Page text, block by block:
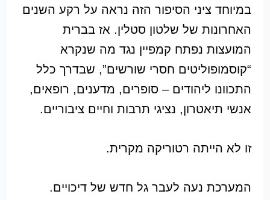
במיוחד ציני הסיפור הזה נראה על רקע השנים
האחרונות של שלטון סטלין. אז בברית
המועצות נפתח קמפיין נגד מה שנקרא
“קוסמופוליטים חסרי שורשים”, שבדרך כלל
התכוונו ליהודים – סופרים, מדענים, רופאים,
אנשי תיאטרון, נציגי תרבות וחיים ציבוריים.
זו לא הייתה רטוריקה מקרית.
המערכת נעה לעבר גל חדש של דיכויים.